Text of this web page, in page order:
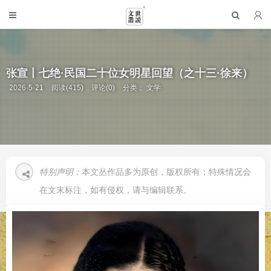
张宣丨七绝·民国二十位女明星回望（之十三·徐来）
2026-5-21 阅读(415) 评论(0) 分类：文学
特别声明： 本文丛作品多为原创，版权所有；特殊情况会
在文末标注，如有侵权，请与编辑联系。